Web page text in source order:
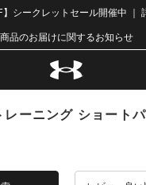
】シークレットセール開催中 ｜
商品のお届けに関するお知らせ
ーニング ショート